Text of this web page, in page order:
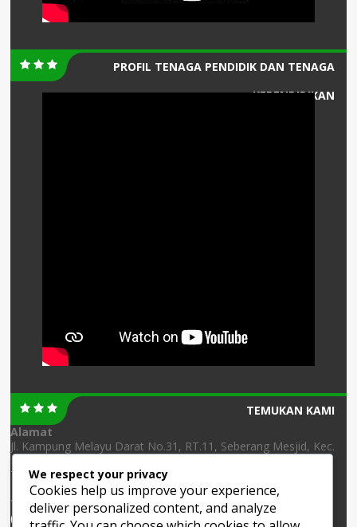
PROFIL TENAGA PENDIDIK DAN TENAGA
KEPENDIDIKAN
TEMUKAN KAMI
Alamat
Jl. Kampung Melayu Darat No.31, RT.11, Seberang Mesjid, Kec.
Banjarmasin Tengah, Kota Banjarmasin, Kalimantan Selatan
70123
Telepon
(0511) 3250534
We respect your privacy
Cookies help us improve your experience,
deliver personalized content, and analyze